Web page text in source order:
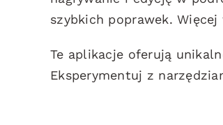
szybkich poprawek. Więcej
Te aplikacje oferują
Eksperymentuj z